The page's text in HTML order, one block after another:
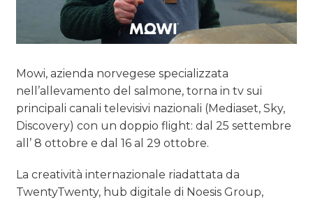
Mowi, azienda norvegese specializzata
nell’allevamento del salmone, torna in tv sui
principali canali televisivi nazionali (Mediaset, Sky,
Discovery) con un doppio flight: dal 25 settembre
all’ 8 ottobre e dal 16 al 29 ottobre.
La creatività internazionale riadattata da
TwentyTwenty, hub digitale di Noesis Group,